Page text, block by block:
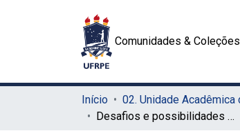
Comunidades & Coleções
Início
Desafios e possibilidades no ensino fundamental II com a pandemia do coronavírus: o uso de novos dispositivos da tecnologia como ferramenta didática